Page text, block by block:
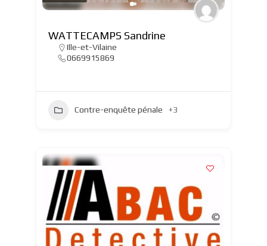
WATTECAMPS Sandrine
Ille-et-Vilaine
0669915869
Contre-enquête pénale +3